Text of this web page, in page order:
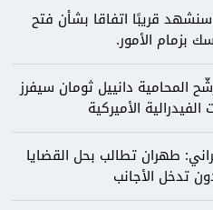
سنشهد قريبًا اتفاقا بشأن فتح
بزمام الأمور.
المحامية دانييل ثومان سيفرز
الأميركية
طهران تطالب بحل القضايا
تدخل الأجانب